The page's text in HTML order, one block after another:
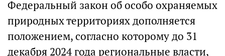
Федеральный закон об особо охраняемых
природных территориях дополняется
положением, согласно которому до 31
декабря 2024 года региональные власти,